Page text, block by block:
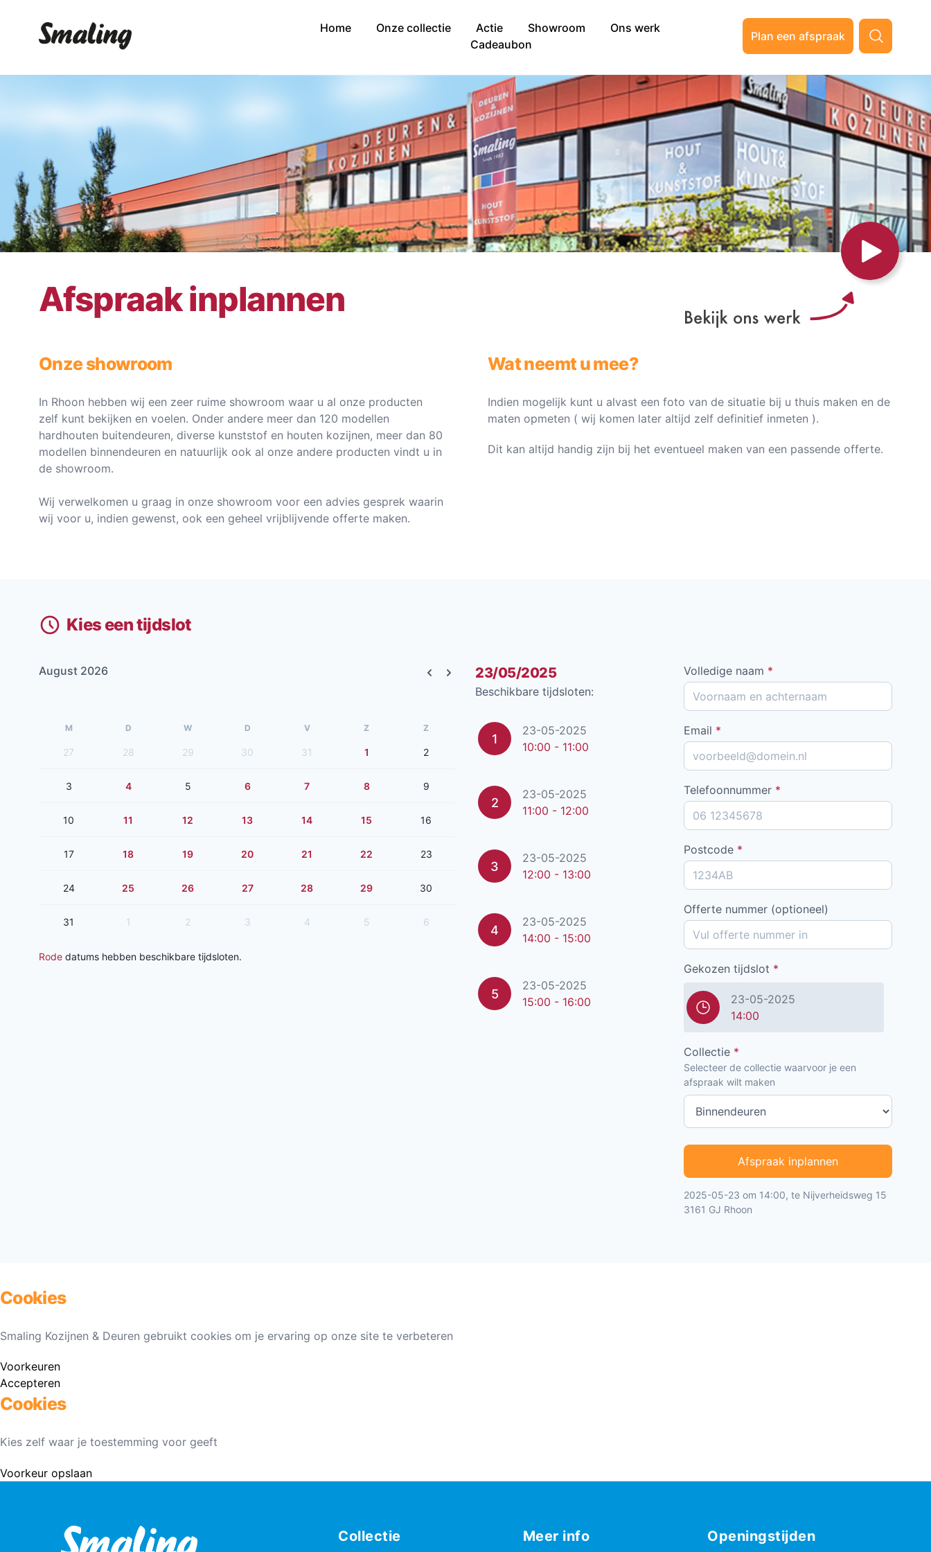
Home Onze collectie Actie Showroom
Ons werk
Cadeaubon
Plan een afspraak
Afspraak inplannen
Onze showroom
In Rhoon hebben wij een zeer ruime showroom waar u al onze producten
zelf kunt bekijken en voelen. Onder andere meer dan 120 modellen
hardhouten buitendeuren, diverse kunststof en houten kozijnen, meer dan 80
modellen binnendeuren en natuurlijk ook al onze andere producten vindt u in
de showroom.
Wij verwelkomen u graag in onze showroom voor een advies gesprek waarin
wij voor u, indien gewenst, ook een geheel vrijblijvende offerte maken.
Wat neemt u mee?
Indien mogelijk kunt u alvast een foto van de situatie bij u thuis maken en de
maten opmeten ( wij komen later altijd zelf definitief inmeten ).
Dit kan altijd handig zijn bij het eventueel maken van een passende offerte.
Kies een tijdslot
August 2026
Previous month
Next month
M D W D V Z Z
27 28 29 30 31 1 2
3 4 5 6 7 8 9
10 11 12 13 14 15 16
17 18 19 20 21 22 23
24 25 26 27 28 29 30
31 1 2 3 4 5 6
Rode datums hebben beschikbare tijdsloten.
23/05/2025
Beschikbare tijdsloten:
1
23-05-2025
10:00 - 11:00
2
23-05-2025
11:00 - 12:00
3
23-05-2025
12:00 - 13:00
4
23-05-2025
14:00 - 15:00
5
23-05-2025
15:00 - 16:00
Volledige naam *
Email *
Telefoonnummer *
Postcode *
Offerte nummer (optioneel)
Gekozen tijdslot *
23-05-2025
14:00
Collectie *
Selecteer de collectie waarvoor je een
afspraak wilt maken
Afspraak inplannen
2025-05-23 om 14:00, te Nijverheidsweg 15
3161 GJ Rhoon
Cookies
Smaling Kozijnen & Deuren gebruikt cookies om je ervaring op onze site te verbeteren
Voorkeuren
Accepteren
Cookies
Kies zelf waar je toestemming voor geeft
Voorkeur opslaan
Collectie Meer info Openingstijden